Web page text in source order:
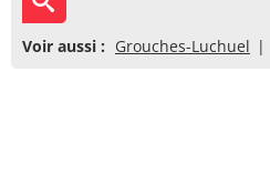
Voir aussi : Grouches-Luchuel